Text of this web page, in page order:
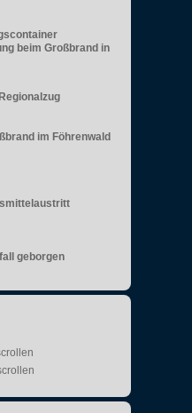
beim Großbrand in
im Föhrenwald
geborgen